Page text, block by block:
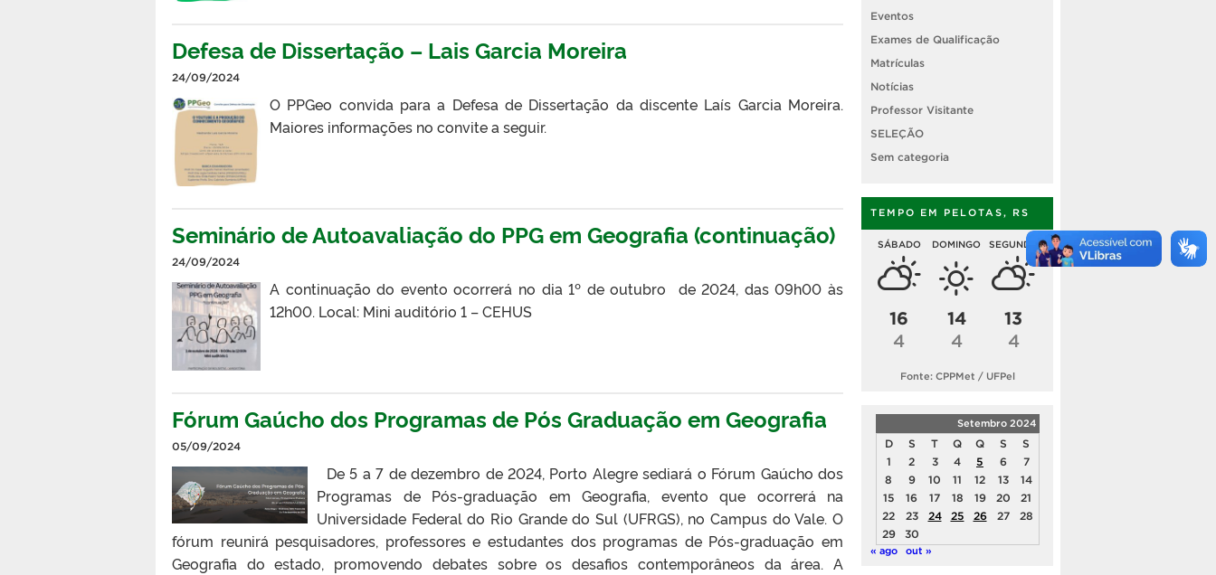
Defesa de Dissertação – Lais Garcia Moreira
24/09/2024
O PPGeo convida para a Defesa de Dissertação da discente Laís Garcia Moreira.
Maiores informações no convite a seguir.
Seminário de Autoavaliação do PPG em Geografia (continuação)
24/09/2024
A continuação do evento ocorrerá no dia 1º de outubro de 2024, das 09h00 às
12h00. Local: Mini auditório 1 – CEHUS
Fórum Gaúcho dos Programas de Pós Graduação em Geografia
05/09/2024
De 5 a 7 de dezembro de 2024, Porto Alegre sediará o Fórum Gaúcho dos
Programas de Pós-graduação em Geografia, evento que ocorrerá na
Universidade Federal do Rio Grande do Sul (UFRGS), no Campus do Vale. O
fórum reunirá pesquisadores, professores e estudantes dos programas de Pós-graduação em
Geografia do estado, promovendo debates sobre os desafios contemporâneos da área. A
Eventos
Exames de Qualificação
Matrículas
Notícias
Professor Visitante
SELEÇÃO
Sem categoria
TEMPO EM PELOTAS, RS
SÁBADO
16
4
DOMINGO
14
4
SEGUNDA
13
4
Fonte: CPPMet / UFPel
Setembro 2024
D S T Q Q S
S
1
2 3 4 5 6
7
8
9 10 11 12 13
14
15
16 17 18 19 20
21
22
23 24 25 26 27
28
29
30
« ago out »